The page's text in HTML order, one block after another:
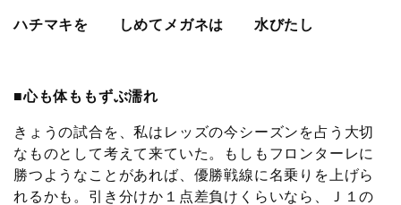
ハチマキを しめてメガネは 水びたし
■心も体ももずぶ濡れ
きょうの試合を、私はレッズの今シーズンを占う大切
なものとして考えて来ていた。もしもフロンターレに
勝つようなことがあれば、優勝戦線に名乗りを上げら
れるかも。引き分けか１点差負けくらいなら、Ｊ１の